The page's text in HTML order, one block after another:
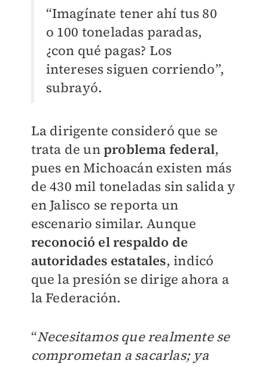
“Imagínate tener ahí tus 80
o 100 toneladas paradas,
¿con qué pagas? Los
intereses siguen corriendo”,
subrayó.
La dirigente consideró que se
trata de unproblema federal,
pues en Michoacán existen más
de 430 mil toneladas sin salida y
en Jalisco se reporta un
escenario similar. Aunque
reconoció el respaldo de
autoridades estatales, indicó
que la presión se dirige ahora a
la Federación.
“Necesitamos que realmente se
comprometan a sacarlas; ya